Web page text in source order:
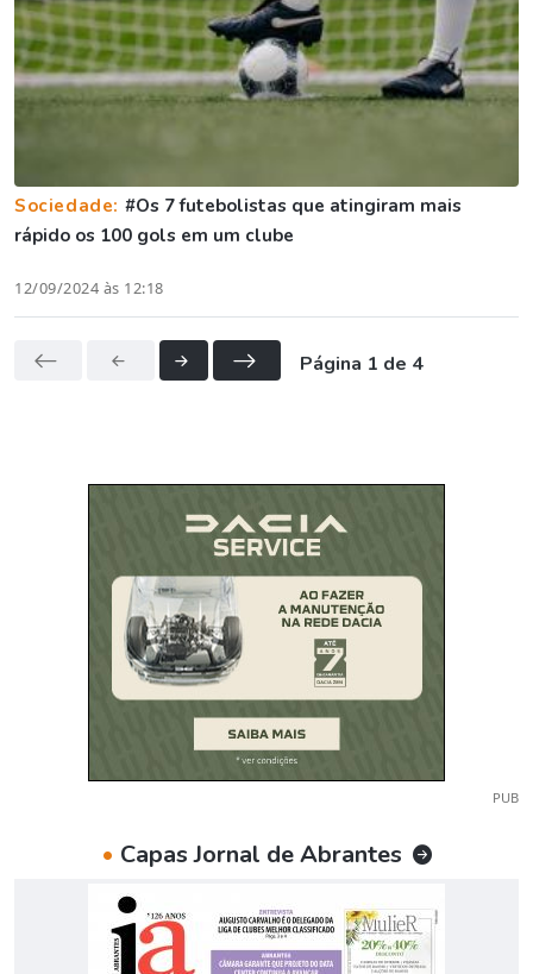
Sociedade: #Os 7 futebolistas que atingiram mais
rápido os 100 gols em um clube
12/09/2024 às 12:18
Página 1 de 4
PUB
• Capas Jornal de Abrantes